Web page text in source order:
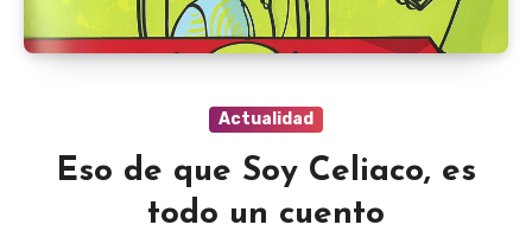
Actualidad
Eso de que Soy Celiaco, es
todo un cuento